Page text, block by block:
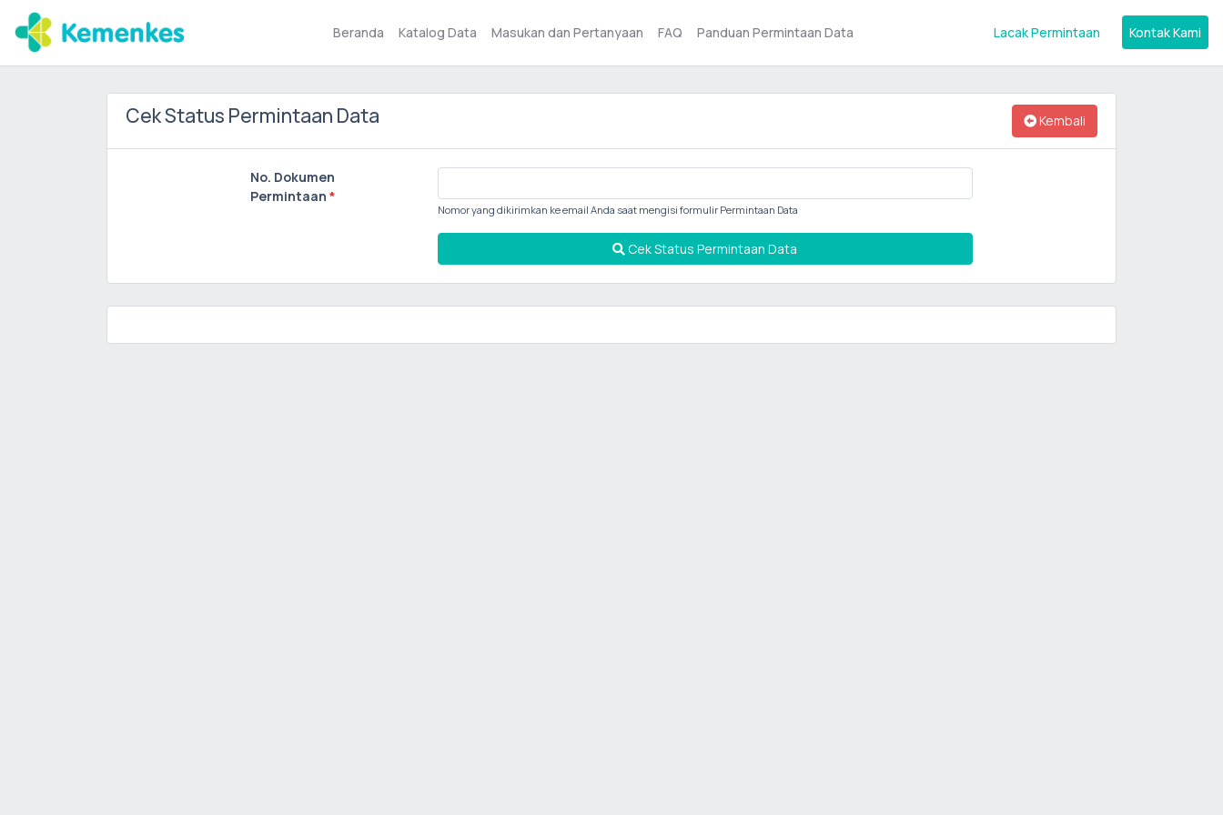
Beranda Katalog Data Masukan dan Pertanyaan FAQ Panduan Permintaan Data Lacak Permintaan Kontak Kami
Cek Status Permintaan Data Kembali
No. Dokumen
Permintaan
Nomor yang dikirimkan ke email Anda saat mengisi formulir Permintaan Data
Cek Status Permintaan Data